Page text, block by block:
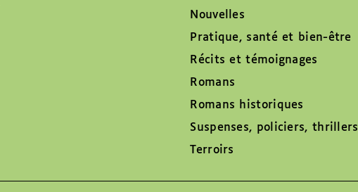
Nouvelles
Pratique, santé et bien-être
Récits et témoignages
Romans
Romans historiques
Suspenses, policiers, thrillers
Terroirs